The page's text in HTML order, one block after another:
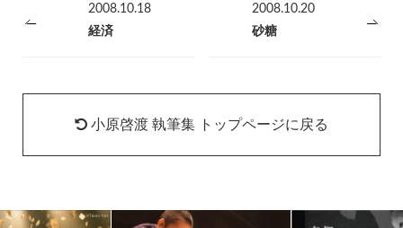
2008.10.18
経済
2008.10.20
砂糖
小原啓渡 執筆集 トップページに戻る